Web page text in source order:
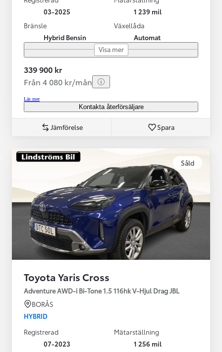
03-2025
1 239 mil
Bränsle
Hybrid Bensin
Växellåda
Automat
Visa mer
339 900 kr
Från 4 080 kr/mån
Läs mer
Kontakta återförsäljare
Jämförelse Spara
Såld
Toyota Yaris Cross
Adventure AWD-i Bi-Tone 1.5 116hk V-Hjul Drag JBL
BORÅS
HYBRID
Registrerad
07-2023
Mätarställning
1 256 mil